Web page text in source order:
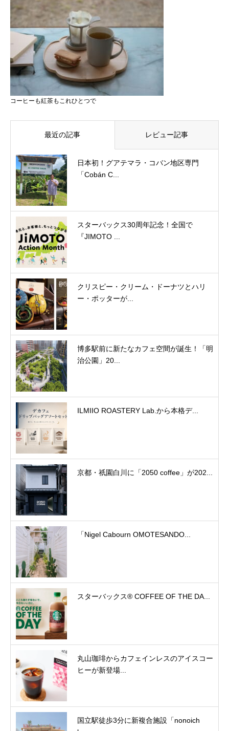
コーヒーも紅茶もこれひとつで
最近の記事 レビュー記事
日本初！グアテマラ・コバン地区専門
「Cobán C...
スターバックス30周年記念！全国で
『JIMOTO ...
クリスピー・クリーム・ドーナツとハリ
ー・ポッターが...
博多駅前に新たなカフェ空間が誕生！「明
治公園」20...
ILMIIO ROASTERY Lab.から本格デ...
京都・祇園白川に「2050 coffee」が202...
「Nigel Cabourn OMOTESANDO...
スターバックス® COFFEE OF THE DA...
丸山珈琲からカフェインレスのアイスコー
ヒーが新登場...
国立駅徒歩3分に新複合施設「nonoich